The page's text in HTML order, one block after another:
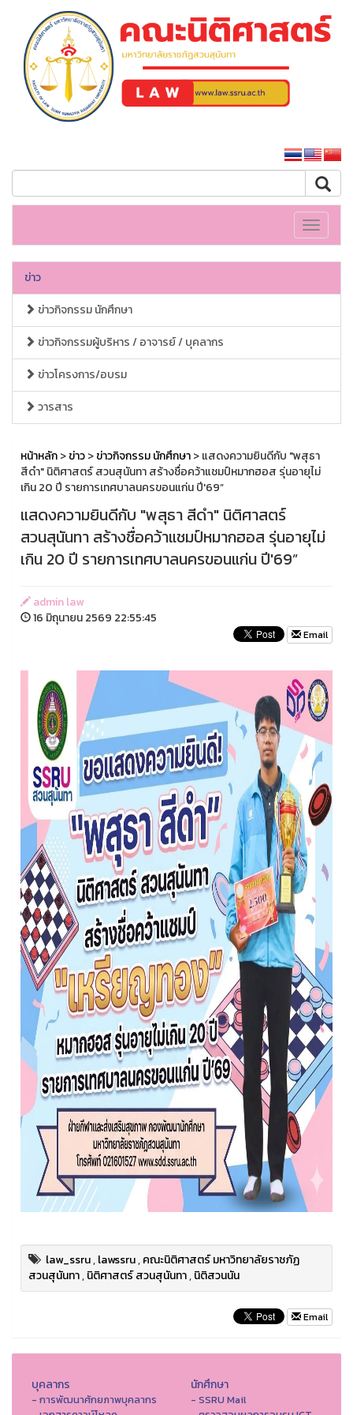
Toggle
ข่าว
ข่าวกิจกรรม นักศึกษา
ข่าวกิจกรรมผู้บริหาร / อาจารย์ / บุคลากร
ข่าวโครงการ/อบรม
วารสาร
หน้าหลัก>ข่าว>ข่าวกิจกรรม นักศึกษา> แสดงความยินดีกับ "พสุธา
สีดำ" นิติศาสตร์ สวนสุนันทา สร้างชื่อคว้าแชมป์หมากฮอส รุ่นอายุไม่
เกิน 20 ปี รายการเทศบาลนครขอนแก่น ปี'69”
แสดงความยินดีกับ "พสุธา สีดำ" นิติศาสตร์
สวนสุนันทา สร้างชื่อคว้าแชมป์หมากฮอส รุ่นอายุไม่
เกิน 20 ปี รายการเทศบาลนครขอนแก่น ปี'69”
admin law
16 มิถุนายน 2569 22:55:45
Email
law_ssru,lawssru,คณะนิติศาสตร์ มหาวิทยาลัยราชภัฏ
สวนสุนันทา,นิติศาสตร์ สวนสุนันทา,นิติสวนนัน
Email
บุคลากร
- การพัฒนาศักยภาพบุคลากร
นักศึกษา
- SSRU Mail